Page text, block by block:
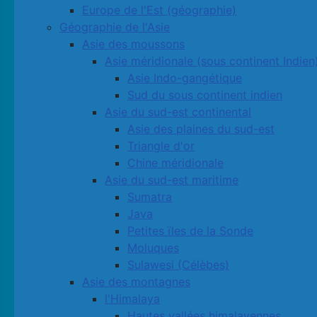
Europe de l'Est (géographie)
Géographie de l'Asie
Asie des moussons
Asie méridionale (sous continent
Asie Indo-gangétique
Sud du sous continent indien
Asie du sud-est continental
Asie des plaines du sud-est
Triangle d'or
Chine méridionale
Asie du sud-est maritime
Sumatra
Java
Petites ïles de la Sonde
Moluques
Sulawesi (Célèbes)
Asie des montagnes
l'Himalaya